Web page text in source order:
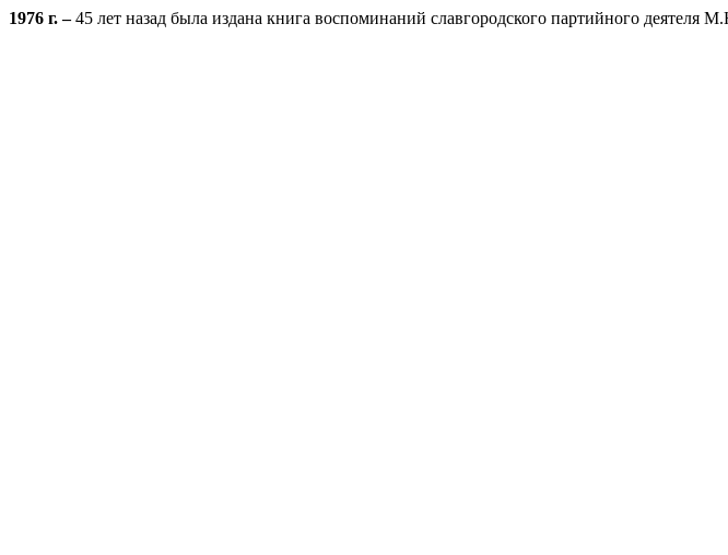
1976 г. –45 лет назад была издана книга воспоминаний славгородского партийного деятеля